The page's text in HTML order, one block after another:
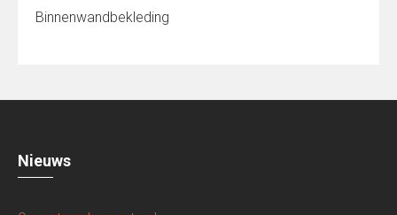
Binnenwandbekleding
Nieuws